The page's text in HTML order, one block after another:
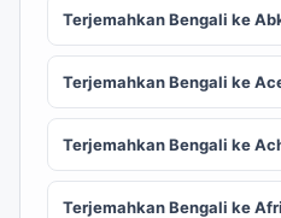
Terjemahkan Bengali ke
Terjemahkan Bengali ke
Terjemahkan Bengali ke
Terjemahkan Bengali ke